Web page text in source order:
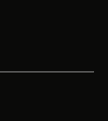
a new tab
tab